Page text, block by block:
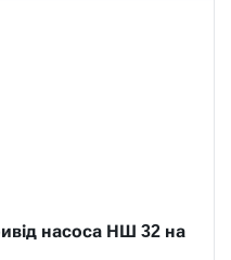
насоса НШ 32 на